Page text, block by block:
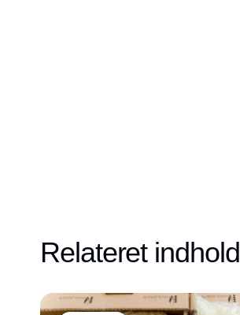
Relateret indhold